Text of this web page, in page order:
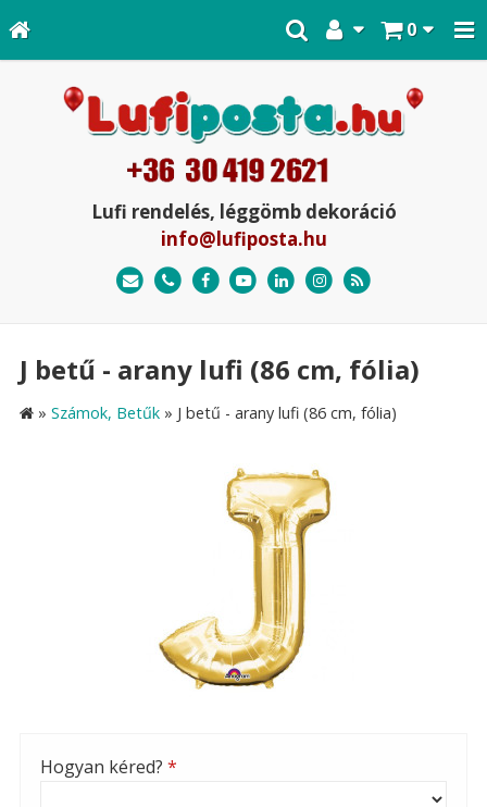
0
Lufi rendelés, léggömb dekoráció
info@lufiposta.hu
J betű - arany lufi (86 cm, fólia)
» Számok, Betűk » J betű - arany lufi (86 cm, fólia)
Hogyan kéred? *